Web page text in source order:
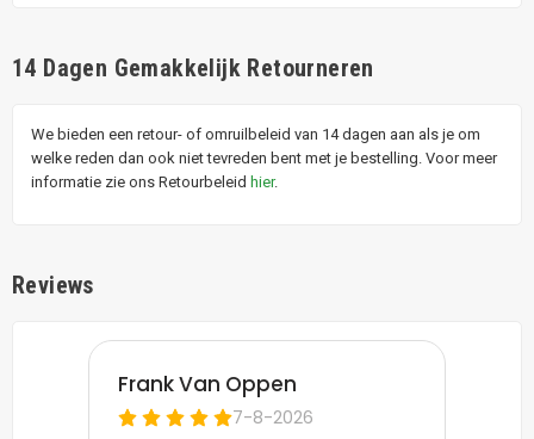
14 Dagen Gemakkelijk Retourneren
We bieden een retour- of omruilbeleid van 14 dagen aan als je om
welke reden dan ook niet tevreden bent met je bestelling. Voor meer
informatie zie ons Retourbeleid hier.
Reviews